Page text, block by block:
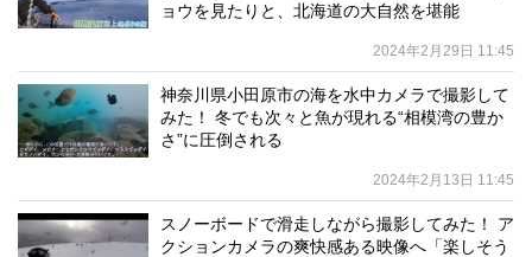
ョウを見たりと、北海道の大自然を堪能
2024年2月29日 11:45
神奈川県小田原市の海を水中カメラで撮影して
みた！ 冬でも次々と魚が現れる“相模湾の豊か
さ”に圧倒される
2024年2月13日 11:45
スノーボードで滑走しながら撮影してみた！ ア
クションカメラの爽快感ある映像へ「楽しそう